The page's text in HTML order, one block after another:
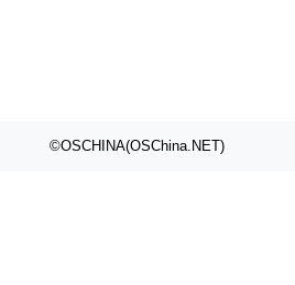
©OSCHINA(OSChina.NET)